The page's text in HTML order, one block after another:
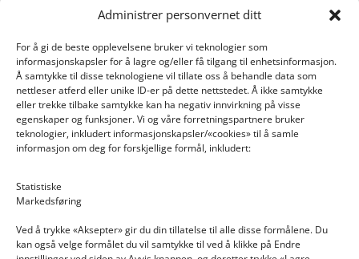
Administrer personvernet ditt
For å gi de beste opplevelsene bruker vi teknologier som
informasjonskapsler for å lagre og/eller få tilgang til enhetsinformasjon.
Å samtykke til disse teknologiene vil tillate oss å behandle data som
nettleser atferd eller unike ID-er på dette nettstedet. Å ikke samtykke
eller trekke tilbake samtykke kan ha negativ innvirkning på visse
egenskaper og funksjoner. Vi og våre forretningspartnere bruker
teknologier, inkludert informasjonskapsler/«cookies» til å samle
informasjon om deg for forskjellige formål, inkludert:
Statistiske
Markedsføring
Ved å trykke «Aksepter» gir du din tillatelse til alle disse formålene. Du
kan også velge formålet du vil samtykke til ved å klikke på Endre